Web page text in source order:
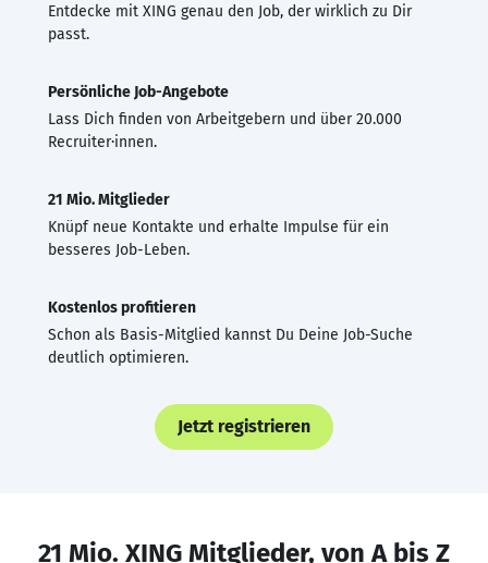
Entdecke mit XING genau den Job, der wirklich zu Dir
passt.
Persönliche Job-Angebote
Lass Dich finden von Arbeitgebern und über 20.000
Recruiter·innen.
21 Mio. Mitglieder
Knüpf neue Kontakte und erhalte Impulse für ein
besseres Job-Leben.
Kostenlos profitieren
Schon als Basis-Mitglied kannst Du Deine Job-Suche
deutlich optimieren.
Jetzt registrieren
21 Mio. XING Mitglieder, von A bis Z